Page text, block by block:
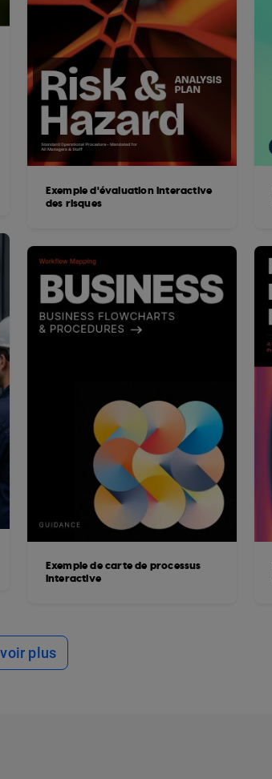
Exemple d'évaluation interactive
des risques
Exemple de carte de processus
interactive
plus